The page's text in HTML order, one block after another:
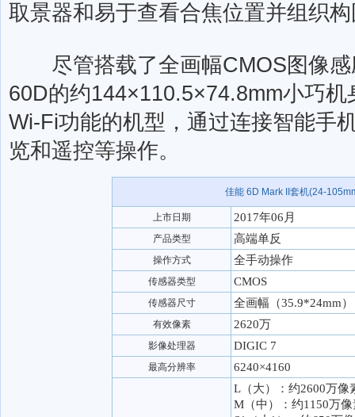
取景器和易于查看合焦位置并组织
尽管搭载了全画幅CMOS图像感
60D的约144×110.5×74.8mm小巧
Wi-Fi功能的机型，通过连接智能手
览和遥控等操作。
佳能 6D Mark II套机(24-
上市日期 2017年06月
产品类型 高端单反
操作方式 全手动操作
传感器类型 CMOS
传感器尺寸 全画幅（35.9*24mm）
有效像素 2620万
影像处理器 DIGIC 7
最高分辨率 6240×4160
L（大）：约2600万像
M（中）：约1150万